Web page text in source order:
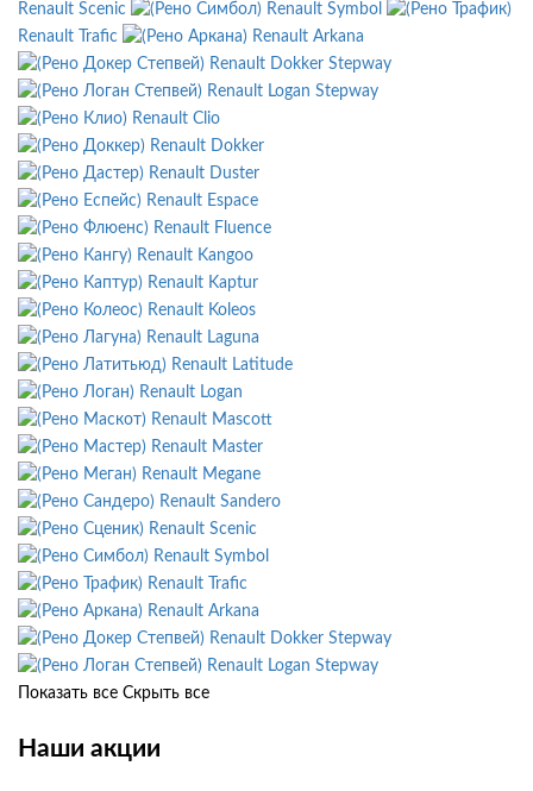
Renault Scenic
Renault Symbol
Renault Trafic
Renault Arkana
Renault Dokker Stepway
Renault Logan Stepway
Renault Clio
Renault Dokker
Renault Duster
Renault Espace
Renault Fluence
Renault Kangoo
Renault Kaptur
Renault Koleos
Renault Laguna
Renault Latitude
Renault Logan
Renault Mascott
Renault Master
Renault Megane
Renault Sandero
Renault Scenic
Renault Symbol
Renault Trafic
Renault Arkana
Renault Dokker Stepway
Renault Logan Stepway
Показать все Скрыть все
Наши акции